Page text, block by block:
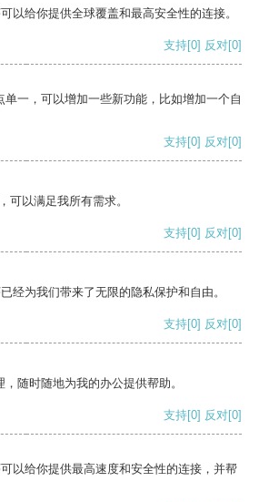
以给你提供全球覆盖和最高安全性的连接。
支持[0] 反对[0]
一，可以增加一些新功能，比如增加一个自
支持[0] 反对[0]
可以满足我所有需求。
支持[0] 反对[0]
经为我们带来了无限的隐私保护和自由。
支持[0] 反对[0]
随时随地为我的办公提供帮助。
支持[0] 反对[0]
以给你提供最高速度和安全性的连接，并帮